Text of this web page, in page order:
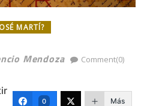
MARTÍ?
Mendoza Comment(0)
0 Más